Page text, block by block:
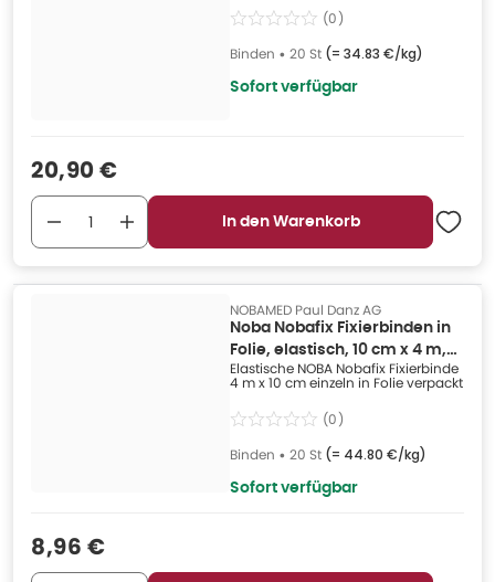
(0)
Binden • 20 St (= 34.83 €/kg)
Sofort verfügbar
Verkaufspreis
20,90 €
In den Warenkorb
NOBAMED Paul Danz AG
Noba Nobafix Fixierbinden in
Folie, elastisch, 10 cm x 4 m,
20 Stück 20 St
Elastische NOBA Nobafix Fixierbinde
4 m x 10 cm einzeln in Folie verpackt
(0)
Binden • 20 St (= 44.80 €/kg)
Sofort verfügbar
Verkaufspreis
8,96 €